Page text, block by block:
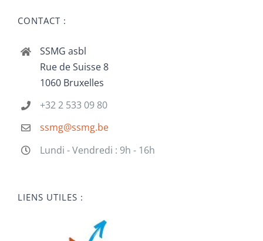
CONTACT :
SSMG asbl
Rue de Suisse 8
1060 Bruxelles
+32 2 533 09 80
ssmg@ssmg.be
Lundi - Vendredi : 9h - 16h
LIENS UTILES :